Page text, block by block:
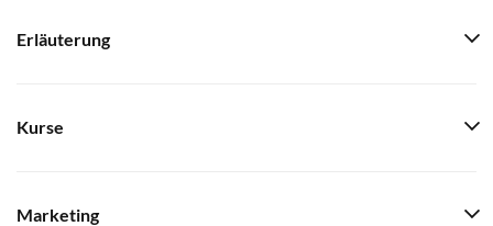
Erläuterung
Kurse
Marketing